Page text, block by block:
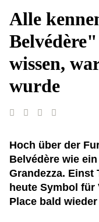
Alle
wissen,
wurde
Hoch über der
Belvédère wie
Grandezza. Einst
heute Symbol
Place bald